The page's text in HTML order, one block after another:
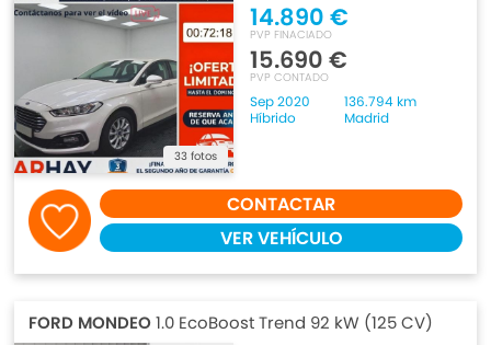
33 fotos
14.890 €
PVP FINACIADO
15.690 €
PVP CONTADO
Sep 2020
136.794 km
Híbrido
Madrid
CONTACTAR
VER VEHÍCULO
FORD MONDEO1.0 EcoBoost Trend 92 kW (125 CV)